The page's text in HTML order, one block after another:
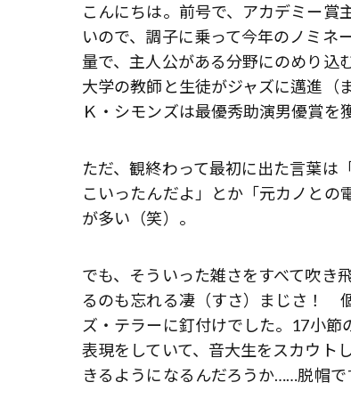
こんにちは。前号で、アカデミー賞
いので、調子に乗って今年のノミネ
量で、主人公がある分野にのめり込
大学の教師と生徒がジャズに邁進（
Ｋ・シモンズは最優秀助演男優賞を
ただ、観終わって最初に出た言葉は
こいったんだよ」とか「元カノとの
が多い（笑）。
でも、そういった雑さをすべて吹
るのも忘れる凄（すさ）まじさ！
ズ・テラーに釘付けでした。17小
表現をしていて、音大生をスカウト
きるようになるんだろうか……脱帽で